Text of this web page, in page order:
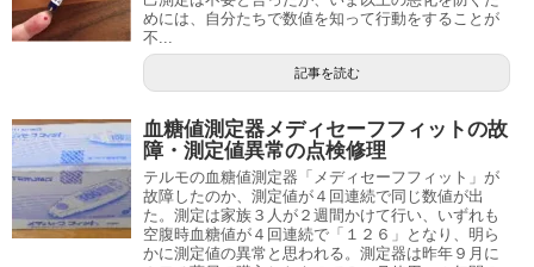
めには、自分たちで数値を知って行動をすることが
不...
記事を読む
血糖値測定器メディセーフフィットの故
障・測定値異常の点検修理
テルモの血糖値測定器「メディセーフフィット」が
故障したのか、測定値が４回連続で同じ数値が出
た。測定は家族３人が２週間かけて行い、いずれも
空腹時血糖値が４回連続で「１２６」となり、明ら
かに測定値の異常と思われる。測定器は昨年９月に